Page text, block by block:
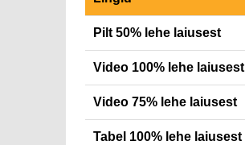
Pilt 50% lehe laiusest
Video 100% lehe laiusest
Video 75% lehe laiusest
Tabel 100% lehe laiusest